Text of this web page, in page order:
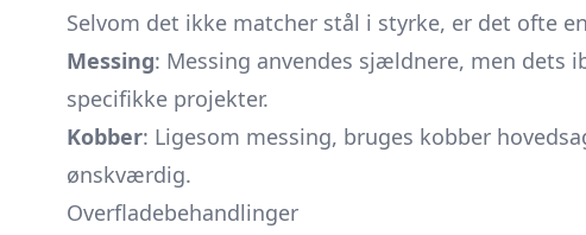
Selvom det ikke matcher stål i styrke, er det ofte
Messing: Messing anvendes sjældnere, men
specifikke projekter.
Kobber: Ligesom messing, bruges kobber
ønskværdig.
Overfladebehandlinger